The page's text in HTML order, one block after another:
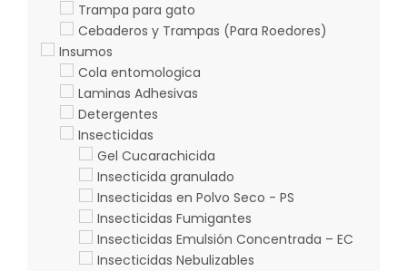
Trampa para gato
Cebaderos y Trampas (Para Roedores)
Insumos
Cola entomologica
Laminas Adhesivas
Detergentes
Insecticidas
Gel Cucarachicida
Insecticida granulado
Insecticidas en Polvo Seco - PS
Insecticidas Fumigantes
Insecticidas Emulsión Concentrada – EC
Insecticidas Nebulizables